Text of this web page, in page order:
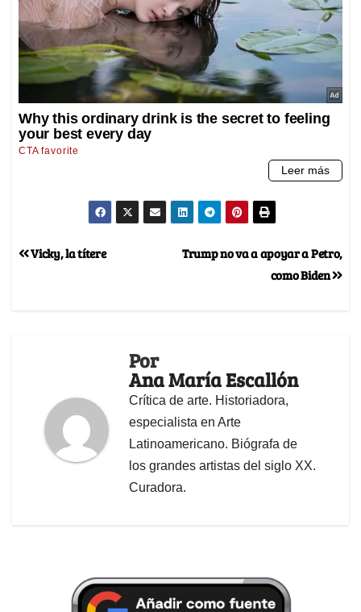
Trump no va a apoyar a Petro,
como Biden
Vicky, la títere
Por
Ana María Escallón
Crítica de arte. Historiadora,
especialista en Arte
Latinoamericano. Biógrafa de
los grandes artistas del siglo XX.
Curadora.